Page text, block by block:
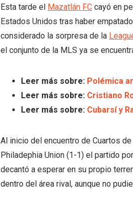
Esta tarde el Mazatlán FC cayó en
Estados Unidos tras haber
considerado la sorpresa de la
el conjunto de la MLS ya se
Leer más sobre: Polémica
Leer más sobre: Cristiano
Leer más sobre: Cubarsí y
Al inicio del encuentro de Cuartos
Philadephia Union (1-1) el partido
decantó a esperar en su propio
dentro del área rival, aunque no